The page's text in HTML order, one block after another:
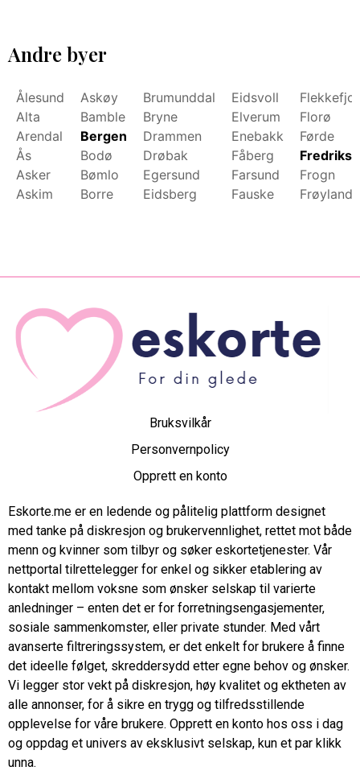
Andre byer
Ålesund
Alta
Arendal
Ås
Asker
Askim
Askøy
Bamble
Bergen
Bodø
Bømlo
Borre
Brumunddal
Bryne
Drammen
Drøbak
Egersund
Eidsberg
Eidsvoll
Elverum
Enebakk
Fåberg
Farsund
Fauske
Florø
Førde
Frogn
Frøyland
Bruksvilkår
Personvernpolicy
Opprett en konto
Eskorte.me er en ledende og pålitelig plattform designet
med tanke på diskresjon og brukervennlighet, rettet mot både
menn og kvinner som tilbyr og søker eskortetjenester. Vår
nettportal tilrettelegger for enkel og sikker etablering av
kontakt mellom voksne som ønsker selskap til varierte
anledninger – enten det er for forretningsengasjementer,
sosiale sammenkomster, eller private stunder. Med vårt
avanserte filtreringssystem, er det enkelt for brukere å finne
det ideelle følget, skreddersydd etter egne behov og ønsker.
Vi legger stor vekt på diskresjon, høy kvalitet og ektheten av
alle annonser, for å sikre en trygg og tilfredsstillende
opplevelse for våre brukere. Opprett en konto hos oss i dag
og oppdag et univers av eksklusivt selskap, kun et par klikk
unna.